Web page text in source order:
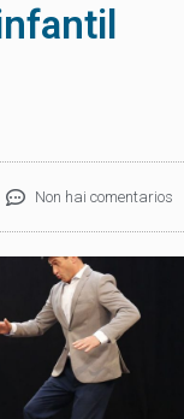
Non hai comentarios